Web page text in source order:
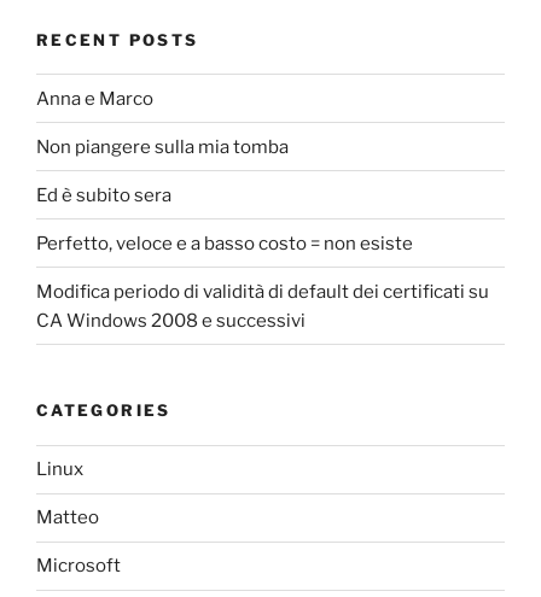
RECENT POSTS
Anna e Marco
Non piangere sulla mia tomba
Ed è subito sera
Perfetto, veloce e a basso costo = non esiste
Modifica periodo di validità di default dei certificati su
CA Windows 2008 e successivi
CATEGORIES
Linux
Matteo
Microsoft